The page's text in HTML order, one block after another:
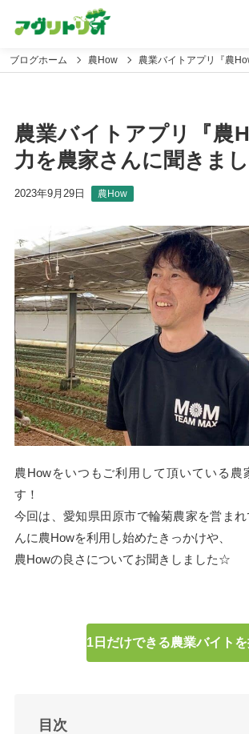
ブログホーム 農How 農業バイトアプリ『農
農業バイトアプリ『農
力を農家さんに聞きまし
2023年9月29日 農How
農Howをいつもご利用して頂いている農
す！
今回は、愛知県田原市で輪菊農家を営ま
んに農Howを利用し始めたきっかけや、
農Howの良さについてお聞きしました☆
1日だけできる農業バイト
目次